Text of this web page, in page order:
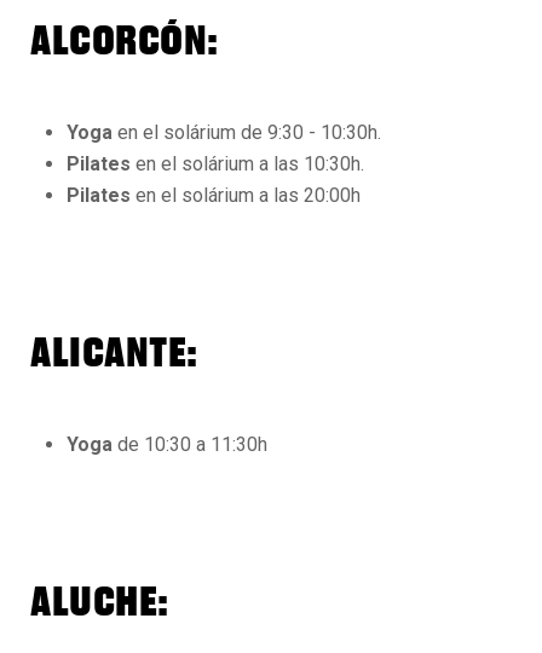
ALCORCÓN:
Yoga en el solárium de 9:30 - 10:30h.
Pilates en el solárium a las 10:30h.
Pilates en el solárium a las 20:00h
ALICANTE:
Yoga de 10:30 a 11:30h
ALUCHE: